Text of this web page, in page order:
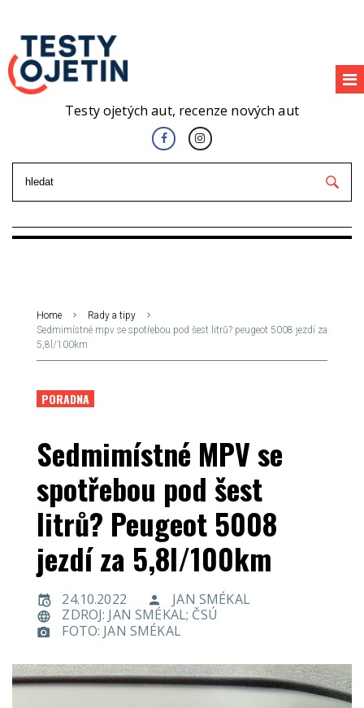
Testy ojetých aut, recenze nových aut
Home
Rady a tipy
Sedmimístné mpv se spotřebou pod šest litrů? peugeot 5008 jezdí za
5,8l/100km
PORADNA
Sedmimístné MPV se
spotřebou pod šest
litrů? Peugeot 5008
jezdí za 5,8l/100km
24.10.2022
JAN SMÉKAL
ZDROJ: JAN SMÉKAL; ČSÚ
FOTO: JAN SMÉKAL